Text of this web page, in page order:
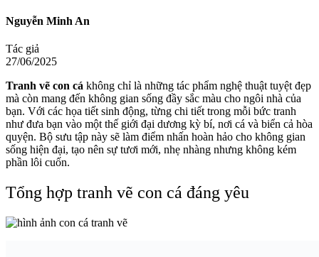
Nguyễn Minh An
Tác giả
27/06/2025
Tranh vẽ con cá không chỉ là những tác phẩm nghệ thuật tuyệt đẹp
mà còn mang đến không gian sống đầy sắc màu cho ngôi nhà của
bạn. Với các họa tiết sinh động, từng chi tiết trong mỗi bức tranh
như đưa bạn vào một thế giới đại dương kỳ bí, nơi cá và biển cả hòa
quyện. Bộ sưu tập này sẽ làm điểm nhấn hoàn hảo cho không gian
sống hiện đại, tạo nên sự tươi mới, nhẹ nhàng nhưng không kém
phần lôi cuốn.
Tổng hợp tranh vẽ con cá đáng yêu